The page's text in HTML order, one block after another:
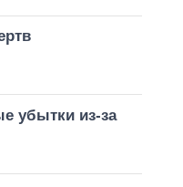
убытки из-за